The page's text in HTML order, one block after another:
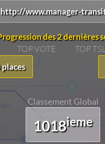
http://www.manager-
des 2 dernières
TOP VOTE
places
TOP
Classement Global
1018ieme